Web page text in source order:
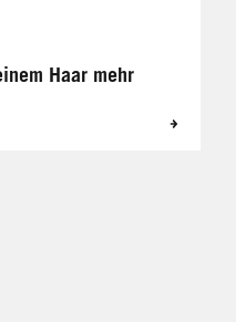
Haar mehr